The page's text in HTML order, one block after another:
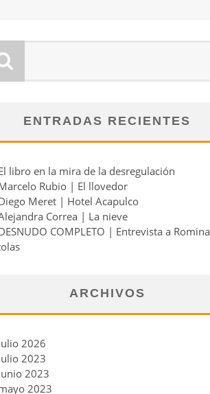
ENTRADAS RECIENTES
libro en la mira de la desregulación
Rubio | El llovedor
Meret | Hotel Acapulco
Correa | La nieve
COMPLETO | Entrevista a Romina
ARCHIVOS
2026
2023
2023
2023